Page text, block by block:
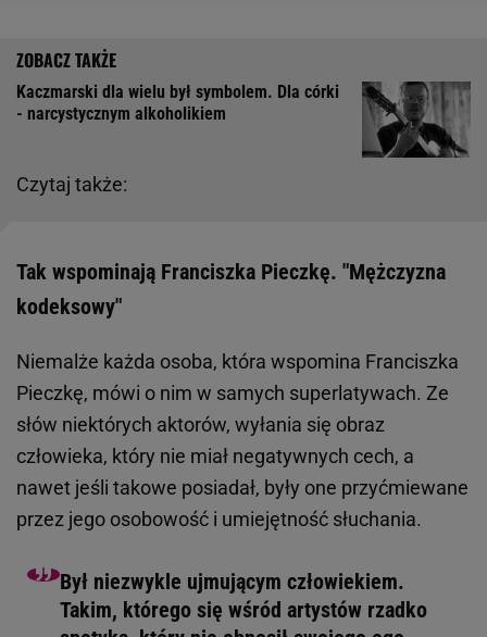
Czytaj także:
Kaczmarski dla wielu był symbolem. Dla córki
- narcystycznym alkoholikiem
Tak wspominają Franciszka Pieczkę. "Mężczyzna
kodeksowy"
Niemalże każda osoba, która wspomina Franciszka
Pieczkę, mówi o nim w samych superlatywach. Ze
słów niektórych aktorów, wyłania się obraz
człowieka, który nie miał negatywnych cech, a
nawet jeśli takowe posiadał, były one przyćmiewane
przez jego osobowość i umiejętność słuchania.
Był niezwykle ujmującym człowiekiem.
Takim, którego się wśród artystów rzadko